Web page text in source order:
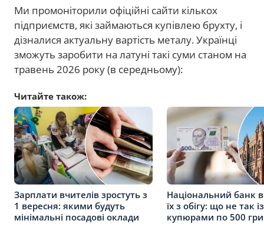
Ми промоніторили офіційні сайти кількох
підприємств, які займаються купівлею брухту, і
дізналися актуальну вартість металу. Українці
зможуть заробити на латуні такі суми станом на
травень 2026 року (в середньому):
Читайте також:
Зарплати вчителів зростуть з
1 вересня: якими будуть
мінімальні посадові оклади
Національний банк
їх з обігу: що не так із
купюрами по 500